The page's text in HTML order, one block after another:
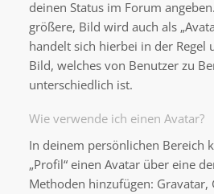
deinen Status im Forum
größere, Bild wird auch als
handelt sich hierbei in der Regel
Bild, welches von Benutzer zu
unterschiedlich ist.
Wie verwende ich einen Avatar?
In deinem persönlichen Bereich
„Profil“ einen Avatar über eine
Methoden hinzufügen: Gravatar,